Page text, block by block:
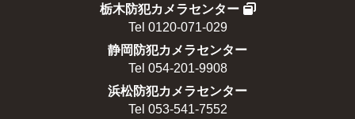
栃木防犯カメラセンター
Tel 0120-071-029
静岡防犯カメラセンター
Tel 054-201-9908
浜松防犯カメラセンター
Tel 053-541-7552